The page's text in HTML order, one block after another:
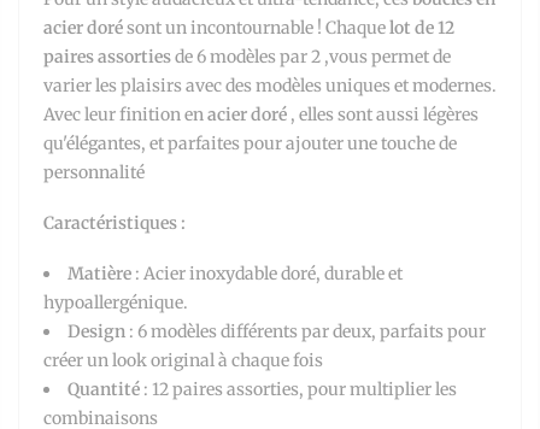
acier dorésont un incontournable ! Chaquelot de 12
paires assortiesde 6 modèles par 2 ,vous permet de
varier les plaisirs avec des modèles uniques et modernes.
Avec leur finition enacier doré , elles sont aussi légères
qu'élégantes, et parfaites pour ajouter une touche de
personnalité
Caractéristiques :
Matière : Acier inoxydable doré, durable et
hypoallergénique.
Design : 6 modèles différents par deux, parfaits pour
créer un look original à chaque fois
Quantité : 12 paires assorties, pour multiplier les
combinaisons